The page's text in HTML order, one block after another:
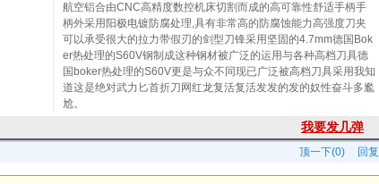
航空铝合由CNC高精度数控机床切割而成的高可靠性舒适手柄手
柄外采用阳极电镀防腐处理,具有非常高的防腐蚀能力高强度刀夹
可以承受很大的拉力带假刃的剑型刀锋采用坚固的4.7mm德国Bok
er热处理的S60V钢制成这种钢材被广泛的运用与各种高档刀具德
国boker热处理的S60V更是与众不同现已广泛被高档刀具采用我知
道这是绝对武力匕首折刀网红龙复活复活发发的发的奴性奋斗多尷
尬。
我要发几弹
回复
顶一下(0)